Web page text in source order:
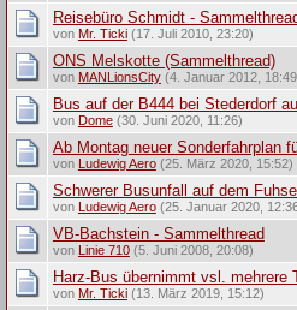
Reisebüro Schmidt -
von Mr. Ticki(17. Juli 2010, 23:20)
ONS Melskotte (Sammelthread)
von MANLionsCity(4. Januar 2012,
Bus auf der B444 bei Stederdorf
von Dome(30. Juni 2020, 11:26)
Ab Montag neuer Sonderfahrplan
von Ludewig Aero(25. März 2020, 15:52)
Schwerer Busunfall auf dem
von Ludewig Aero(25. Januar 2020,
VB-Bachstein - Sammelthread
von Linie 710(5. Juni 2008, 20:08)
Harz-Bus übernimmt vsl. mehrere
von Mr. Ticki(13. März 2019, 15:12)